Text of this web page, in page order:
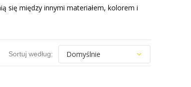
się między innymi materiałem, kolorem i
Sortuj według: